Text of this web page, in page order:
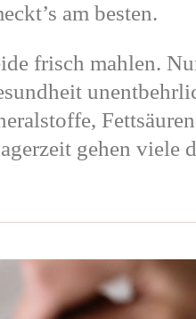
am besten.
frisch mahlen.
gehen viele